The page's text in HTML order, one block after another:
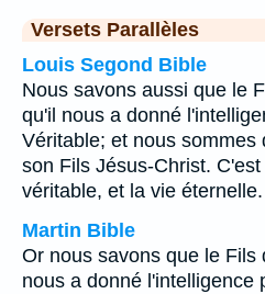
Versets Parallèles
Louis Segond Bible
Nous savons aussi que le
qu'il nous a donné
Véritable; et nous sommes
son Fils Jésus-Christ.
véritable, et la vie éternelle.
Martin Bible
Or nous savons que le Fils
nous a donné l'intelligence